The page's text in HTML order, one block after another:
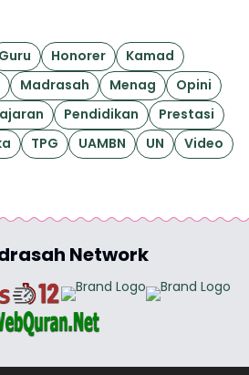
Guru Honorer
Kamad
Madrasah Menag
Opini
Pendidikan
Prestasi
TPG UAMBN UN Video
Network